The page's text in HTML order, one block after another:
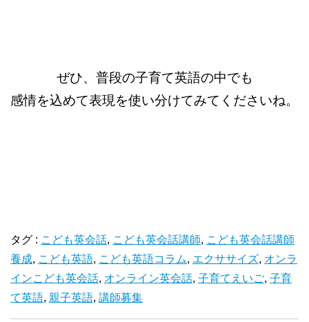
ぜひ、普段の子育て英語の中でも
感情を込めて表現を使い分けてみてくださいね。
タグ : こども英会話, こども英会話講師, こども英会話講師
養成, こども英語, こども英語コラム, エクササイズ, オンラ
インこども英会話, オンライン英会話, 子育てえいご, 子育
て英語, 親子英語, 講師募集